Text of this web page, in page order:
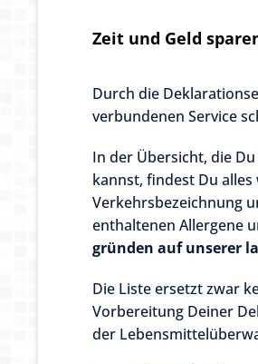
Zeit und Geld
Durch die
verbundenen Service
In der Übersicht, die
kannst, findest Du
Verkehrsbezeichnung
enthaltenen Allergene
gründen auf unserer
Die Liste ersetzt zwar
Vorbereitung Deiner
der